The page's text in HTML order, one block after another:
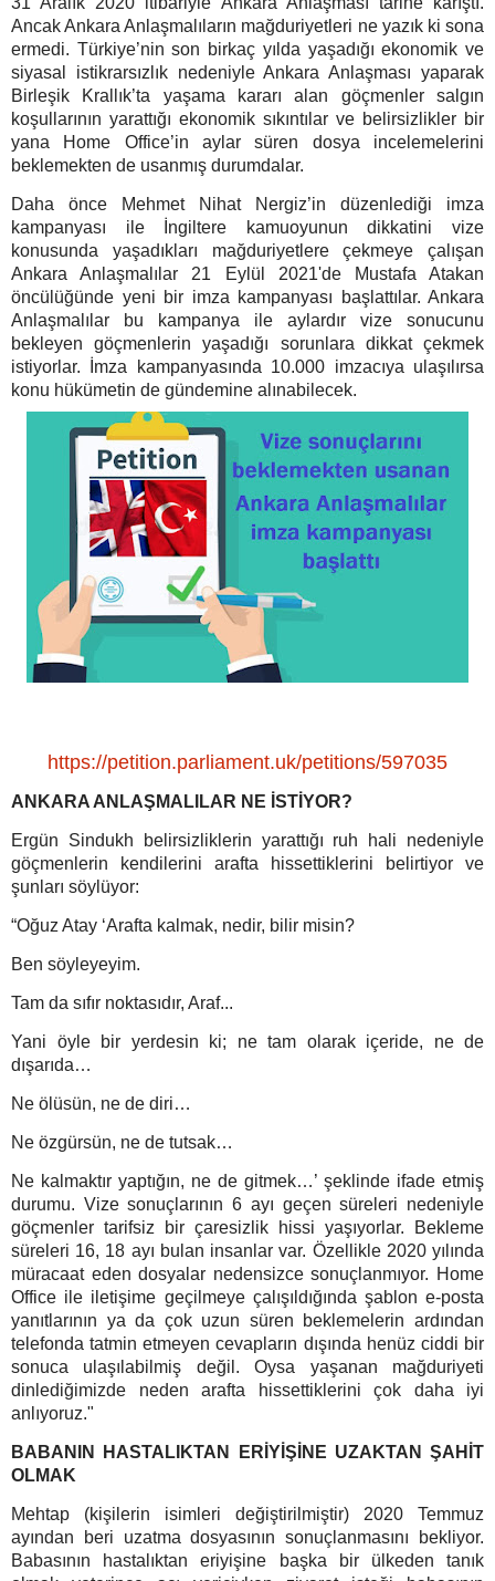
Ancak Ankara Anlaşmalıların mağduriyetleri ne yazık ki sona
ermedi. Türkiye’nin son birkaç yılda yaşadığı ekonomik ve
siyasal istikrarsızlık nedeniyle Ankara Anlaşması yaparak
Birleşik Krallık’ta yaşama kararı alan göçmenler salgın
koşullarının yarattığı ekonomik sıkıntılar ve belirsizlikler bir
yana Home Office’in aylar süren dosya incelemelerini
beklemekten de usanmış durumdalar.
Daha önce Mehmet Nihat Nergiz’in düzenlediği imza
kampanyası ile İngiltere kamuoyunun dikkatini vize
konusunda yaşadıkları mağduriyetlere çekmeye çalışan
Ankara Anlaşmalılar 21 Eylül 2021'de Mustafa Atakan
öncülüğünde yeni bir imza kampanyası başlattılar. Ankara
Anlaşmalılar bu kampanya ile aylardır vize sonucunu
bekleyen göçmenlerin yaşadığı sorunlara dikkat çekmek
istiyorlar. İmza kampanyasında 10.000 imzacıya ulaşılırsa
konu hükümetin de gündemine alınabilecek.
https://petition.parliament.uk/petitions/597035
ANKARA ANLAŞMALILAR NE İSTİYOR?
Ergün Sindukh belirsizliklerin yarattığı ruh hali nedeniyle
göçmenlerin kendilerini arafta hissettiklerini belirtiyor ve
şunları söylüyor:
“Oğuz Atay ‘Arafta kalmak, nedir, bilir misin?
Ben söyleyeyim.
Tam da sıfır noktasıdır, Araf...
Yani öyle bir yerdesin ki; ne tam olarak içeride, ne de
dışarıda…
Ne ölüsün, ne de diri…
Ne özgürsün, ne de tutsak…
Ne kalmaktır yaptığın, ne de gitmek…’ şeklinde ifade etmiş
durumu. Vize sonuçlarının 6 ayı geçen süreleri nedeniyle
göçmenler tarifsiz bir çaresizlik hissi yaşıyorlar. Bekleme
süreleri 16, 18 ayı bulan insanlar var. Özellikle 2020 yılında
müracaat eden dosyalar nedensizce sonuçlanmıyor. Home
Office ile iletişime geçilmeye çalışıldığında şablon e-posta
yanıtlarının ya da çok uzun süren beklemelerin ardından
telefonda tatmin etmeyen cevapların dışında henüz ciddi bir
sonuca ulaşılabilmiş değil. Oysa yaşanan mağduriyeti
dinlediğimizde neden arafta hissettiklerini çok daha iyi
anlıyoruz."
BABANIN HASTALIKTAN ERİYİŞİNE UZAKTAN ŞAHİT
OLMAK
Mehtap (kişilerin isimleri değiştirilmiştir) 2020 Temmuz
ayından beri uzatma dosyasının sonuçlanmasını bekliyor.
Babasının hastalıktan eriyişine başka bir ülkeden tanık